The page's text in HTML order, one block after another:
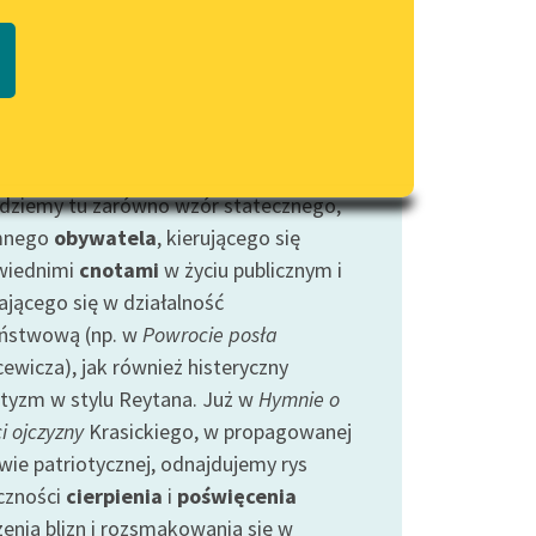
PDF
wrażliwych
Deklaracja dostępności
osobowy patrioty znany jest
od starożytności, jednak
tu zarówno wzór statecznego,
obywatela, kierującego się
cnotami w życiu publicznym i
się w działalność
(np. wPowrocie posła
jak również histeryczny
w stylu Reytana. Już wHymnie o
ojczyznyKrasickiego, w propagowanej
patriotycznej, odnajdujemy rys
cierpienia i poświęcenia
blizn i rozsmakowania się w